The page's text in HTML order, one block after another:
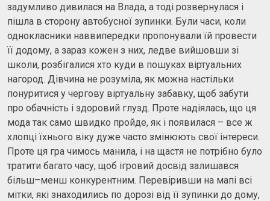
задумливо дивилася на Влада, а тоді розвернулася і
пішла в сторону автобусної зупинки. Були часи, коли
однокласники наввипередки пропонували їй провести
її додому, а зараз кожен з них, ледве вийшовши зі
школи, розбігалися хто куди в пошуках віртуальних
нагород. Дівчина не розуміла, як можна настільки
понуритися у чергову віртуальну забавку, щоб забути
про обачність і здоровий глузд. Проте надіялась, що ця
мода так само швидко пройде, як і появилася – все ж
хлопці їхнього віку дуже часто змінюють свої інтереси.
Проте ця гра чимось манила, і на щастя не потрібно було
тратити багато часу, щоб ігровий досвід залишався
більш–менш конкурентним. Перевіривши на мапі всі
мітки, які знаходились по дорозі від її зупинки до дому,